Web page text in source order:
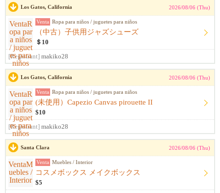
Los Gatos, California 2026/08/06 (Thu)
Venta Ropa para niños / juguetes para niños
（中古）子供用ジャズシューズ
＄10
[Registrant] makiko28
Los Gatos, California 2026/08/06 (Thu)
Venta Ropa para niños / juguetes para niños
(未使用）Capezio Canvas pirouette II
$10
[Registrant] makiko28
Santa Clara 2026/08/06 (Thu)
Venta Muebles / Interior
コスメボックス メイクボックス
$5